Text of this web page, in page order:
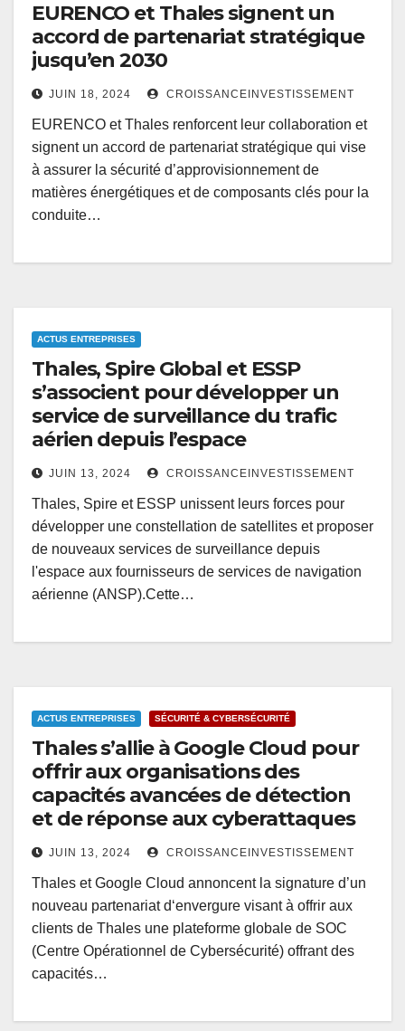
EURENCO et Thales signent un
accord de partenariat stratégique
jusqu’en 2030
JUIN 18, 2024 CROISSANCEINVESTISSEMENT
EURENCO et Thales renforcent leur collaboration et
signent un accord de partenariat stratégique qui vise
à assurer la sécurité d’approvisionnement de
matières énergétiques et de composants clés pour la
conduite…
ACTUS ENTREPRISES
Thales, Spire Global et ESSP
s’associent pour développer un
service de surveillance du trafic
aérien depuis l’espace
JUIN 13, 2024 CROISSANCEINVESTISSEMENT
Thales, Spire et ESSP unissent leurs forces pour
développer une constellation de satellites et proposer
de nouveaux services de surveillance depuis
l'espace aux fournisseurs de services de navigation
aérienne (ANSP).Cette…
ACTUS ENTREPRISES SÉCURITÉ & CYBERSÉCURITÉ
Thales s’allie à Google Cloud pour
offrir aux organisations des
capacités avancées de détection
et de réponse aux cyberattaques
JUIN 13, 2024 CROISSANCEINVESTISSEMENT
Thales et Google Cloud annoncent la signature d’un
nouveau partenariat d‘envergure visant à offrir aux
clients de Thales une plateforme globale de SOC
(Centre Opérationnel de Cybersécurité) offrant des
capacités…